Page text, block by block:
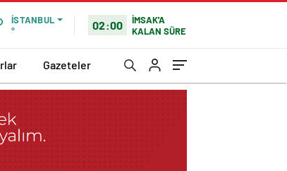
İSTANBUL
°
02:00
İMSAK'A
KALAN SÜRE
Gazeteler